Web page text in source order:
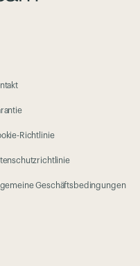
Richtlinie
Geschäftsbedingungen